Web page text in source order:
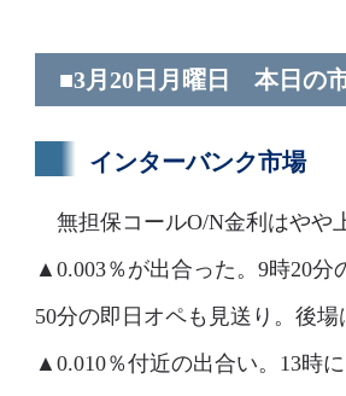
■3月20日月曜日 本日の
インターバンク市場
無担保コールO/N金利はやや
▲0.003％が出合った。9時20
50分の即日オペも見送り。後
▲0.010％付近の出合い。13時